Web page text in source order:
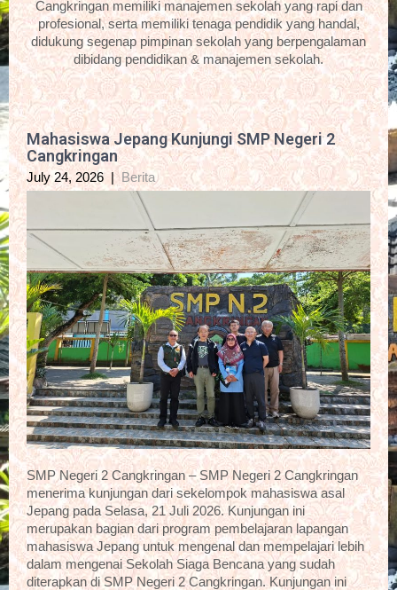
Cangkringan memiliki manajemen sekolah yang rapi dan
profesional, serta memiliki tenaga pendidik yang handal,
didukung segenap pimpinan sekolah yang berpengalaman
dibidang pendidikan & manajemen sekolah.
Mahasiswa Jepang Kunjungi SMP Negeri 2
Cangkringan
July 24, 2026 |Berita
SMP Negeri 2 Cangkringan – SMP Negeri 2 Cangkringan
menerima kunjungan dari sekelompok mahasiswa asal
Jepang pada Selasa, 21 Juli 2026. Kunjungan ini
merupakan bagian dari program pembelajaran lapangan
mahasiswa Jepang untuk mengenal dan mempelajari lebih
dalam mengenai Sekolah Siaga Bencana yang sudah
diterapkan di SMP Negeri 2 Cangkringan. Kunjungan ini